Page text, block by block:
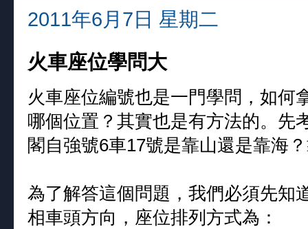
2011年6月7日 星期二
火車座位學問大
火車座位編號也是一門學問，如何
哪個位置？其實也是有方法的。先
閣自強號6車17號是靠山還是靠海
為了解答這個問題，我們必須先知
相車頭方向，座位排列方式為：